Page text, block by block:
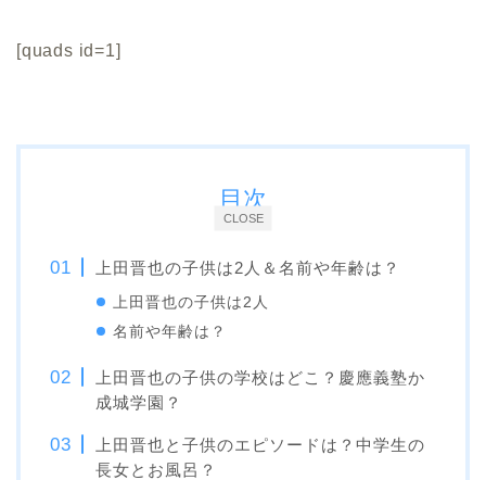
[quads id=1]
CLOSE
目次
上田晋也の子供は2人＆名前や年齢は？
上田晋也の子供は2人
名前や年齢は？
上田晋也の子供の学校はどこ？慶應義塾か
成城学園？
上田晋也と子供のエピソードは？中学生の
長女とお風呂？